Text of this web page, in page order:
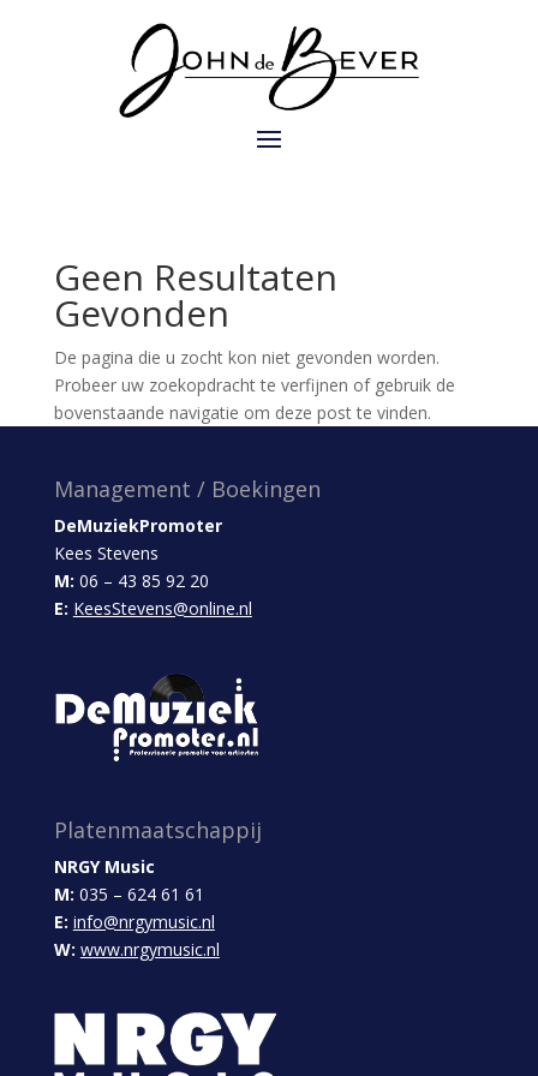
Geen Resultaten
Gevonden
De pagina die u zocht kon niet gevonden worden.
Probeer uw zoekopdracht te verfijnen of gebruik de
bovenstaande navigatie om deze post te vinden.
Management / Boekingen
DeMuziekPromoter
Kees Stevens
M: 06 – 43 85 92 20
E: KeesStevens@online.nl
Platenmaatschappij
NRGY Music
M: 035 – 624 61 61
E: info@nrgymusic.nl
W: www.nrgymusic.nl